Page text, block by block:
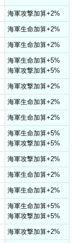
海軍攻撃加算+2%
海軍生命加算+2%
海軍生命加算+2%
海軍生命加算+5%
海軍攻撃加算+5%
海軍攻撃加算+2%
海軍生命加算+2%
海軍生命加算+2%
海軍生命加算+5%
海軍攻撃加算+5%
海軍攻撃加算+2%
海軍生命加算+2%
海軍生命加算+2%
海軍生命加算+5%
海軍攻撃加算+5%
海軍攻撃加算+2%